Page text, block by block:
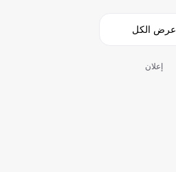
عرض الكل
إعلان